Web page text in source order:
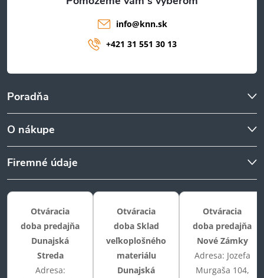
Poradňa
O nákupe
Firemné údaje
info@knn.sk
+421 31 551 30 13
Otváracia
doba predajňa
Dunajská
Streda
Adresa:
Otváracia
doba Sklad
veľkoplošného
materiálu
Dunajská
Otváracia
doba predajňa
Nové Zámky
Adresa: Jozefa
Murgaša 104,